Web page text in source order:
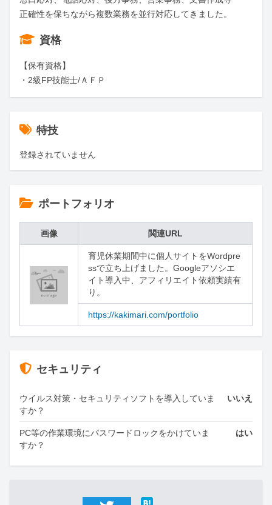
正確性を保ちながら複数業務を並行対応してきました。
資格
【保有資格】
・2級FP技能士/ＡＦＰ
特技
登録されていません
ポートフォリオ
画像 関連URL
育児休業期間中に個人サイトをWordpre
ssで立ち上げました。Googleアソシエ
イト導入中、アフィリエイト依頼実績有
り。
https://kakimari.com/portfolio
セキュリティ
ウイルス対策・セキュリティソフトを導入していま
すか？
いいえ
PC等の作業環境にパスワードロックをかけていま
すか？
はい